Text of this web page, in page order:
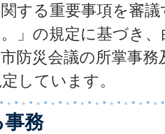
する重要事項を審
」の規定に基づき
防災会議の所掌事
しています。
事務